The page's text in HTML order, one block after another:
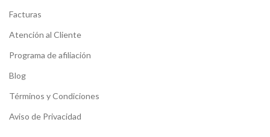
Facturas
Atención al Cliente
Programa de afiliación
Blog
Términos y Condiciones
Aviso de Privacidad